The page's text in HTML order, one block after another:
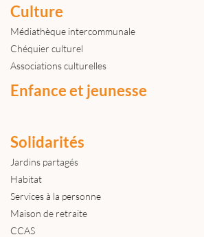
Culture
Médiathèque intercommunale
Chéquier culturel
Associations culturelles
Enfance et jeunesse
Solidarités
Jardins partagés
Habitat
Services à la personne
Maison de retraite
CCAS